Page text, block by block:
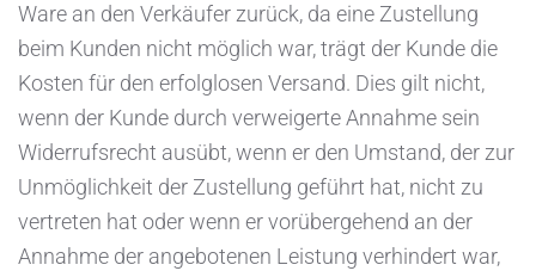
Ware an den Verkäufer zurück, da eine Zustellung
beim Kunden nicht möglich war, trägt der Kunde die
Kosten für den erfolglosen Versand. Dies gilt nicht,
wenn der Kunde durch verweigerte Annahme sein
Widerrufsrecht ausübt, wenn er den Umstand, der zur
Unmöglichkeit der Zustellung geführt hat, nicht zu
vertreten hat oder wenn er vorübergehend an der
Annahme der angebotenen Leistung verhindert war,